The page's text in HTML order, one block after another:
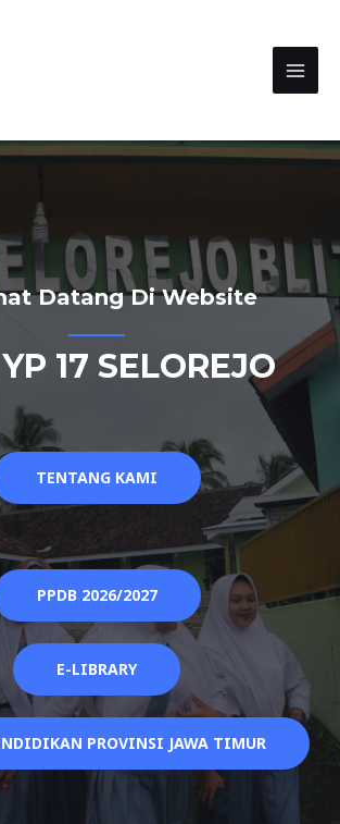
Datang Di Website
17 SELOREJO
TENTANG KAMI
PPDB 2026/2027
E-LIBRARY
PROVINSI JAWA TIMUR